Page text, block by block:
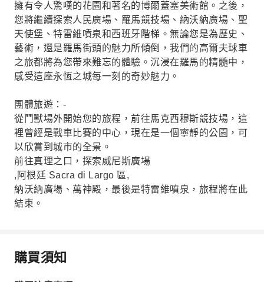
擁有令人驚嘆的花園和著名的博爾蓋塞美術館。之後，
您將繼續探索人民廣場、羅馬競技場、納沃納廣場、聖
天使堡、特雷維噴泉和西班牙階梯。無論您是為歷史、
藝術，還是羅馬街頭的魅力所傾倒，我們的高爾夫球車
之旅都將為您帶來難忘的體驗。沉浸在羅馬的精髓中，
感受這座永恆之城每一刻的奇妙魅力。
團體旅遊：-
從鬥獸場外開始您的旅程，前往馬克西穆斯競技場，這
裡曾經是戰車比賽的中心，現在是一個寧靜的公園，可
以欣賞到城市的全景。
前往真理之口，探索威尼斯廣場
,阿根廷 Sacra di Largo 區,
納沃納廣場、萬神殿，最後是特雷維噴泉，旅程將在此
結束。
購買須知